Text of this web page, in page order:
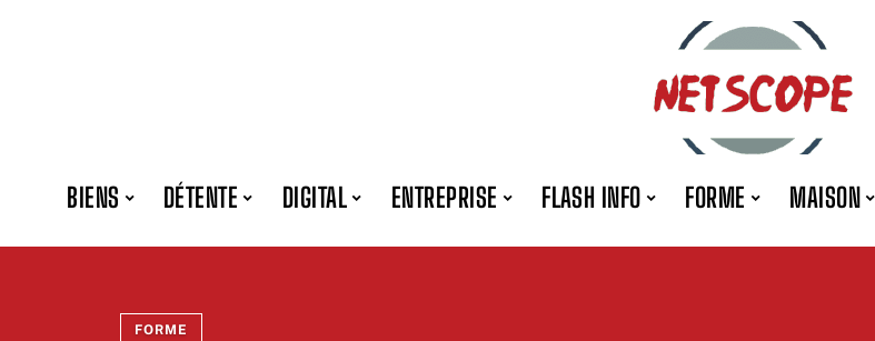
BIENS DÉTENTE DIGITAL ENTREPRISE FLASH INFO FORME MAISON
FORME